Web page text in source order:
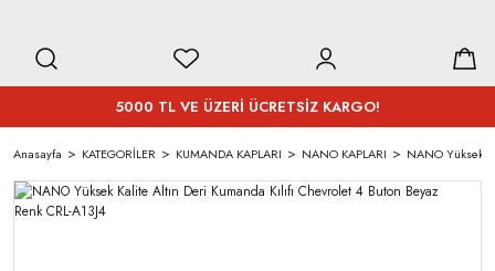
5000 TL VE ÜZERİ ÜCRETSİZ KARGO!
Anasayfa KATEGORİLER KUMANDA KAPLARI NANO KAPLARI NANO Yüksek